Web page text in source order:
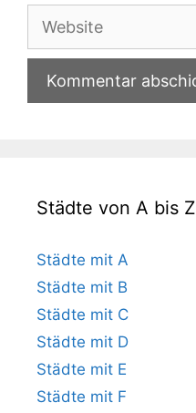
Adresse
Website
Städte von A bis Z
Städte mit A
Städte mit B
Städte mit C
Städte mit D
Städte mit E
Städte mit F